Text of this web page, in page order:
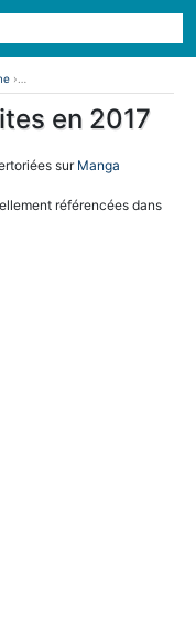
›
en 2017
sur Manga
référencées dans